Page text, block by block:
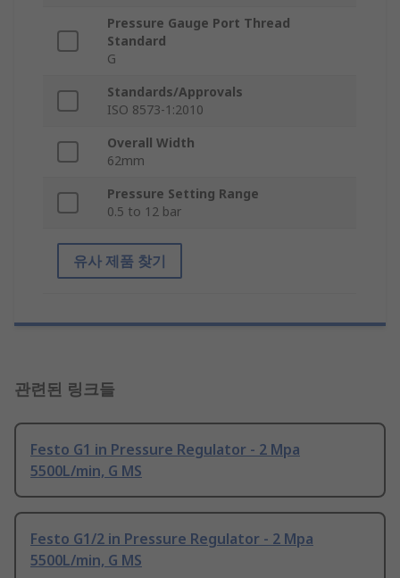
Pressure Gauge Port Thread
Standard
G
Standards/Approvals
ISO 8573-1:2010
Overall Width
62mm
Pressure Setting Range
0.5 to 12 bar
유사 제품 찾기
관련된 링크들
Festo G1 in Pressure Regulator - 2 Mpa
5500L/min, G MS
Festo G1/2 in Pressure Regulator - 2 Mpa
5500L/min, G MS